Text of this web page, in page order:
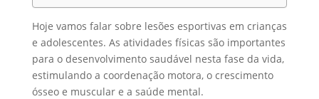
Hoje vamos falar sobre lesões esportivas em crianças
e adolescentes. As atividades físicas são importantes
para o desenvolvimento saudável nesta fase da vida,
estimulando a coordenação motora, o crescimento
ósseo e muscular e a saúde mental.